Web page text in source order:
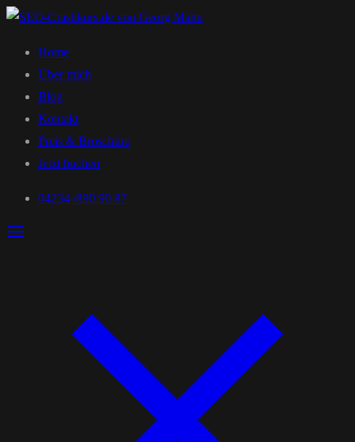
Home
Über mich
Blog
Kontakt
Preis & Broschüre
Jetzt buchen
04234 /890 90 87